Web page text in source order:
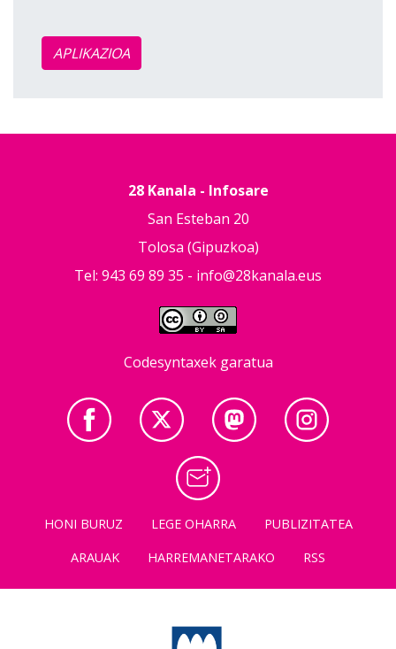
APLIKAZIOA
28 Kanala - Infosare
San Esteban 20
Tolosa (Gipuzkoa)
Tel: 943 69 89 35 - info@28kanala.eus
Codesyntaxek garatua
HONI BURUZ LEGE OHARRA
PUBLIZITATEA
ARAUAK
HARREMANETARAKO RSS